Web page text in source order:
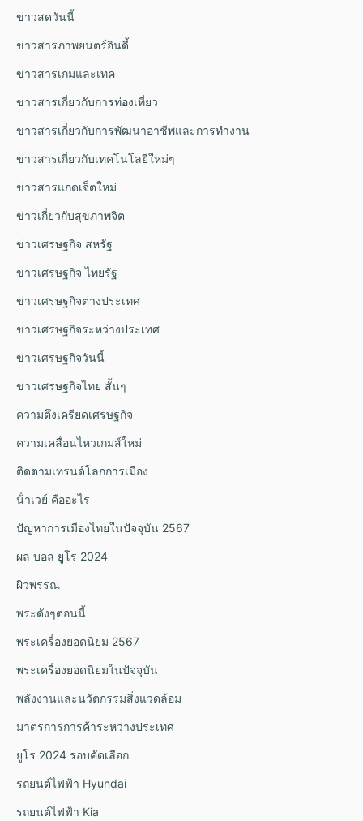
ข่าวสดวันนี้
ข่าวสารภาพยนตร์อินดี้
ข่าวสารเกมและเทค
ข่าวสารเกี่ยวกับการท่องเที่ยว
ข่าวสารเกี่ยวกับการพัฒนาอาชีพและการทำงาน
ข่าวสารเกี่ยวกับเทคโนโลยีใหม่ๆ
ข่าวสารแกดเจ็ตใหม่
ข่าวเกี่ยวกับสุขภาพจิต
ข่าวเศรษฐกิจ สหรัฐ
ข่าวเศรษฐกิจ ไทยรัฐ
ข่าวเศรษฐกิจต่างประเทศ
ข่าวเศรษฐกิจระหว่างประเทศ
ข่าวเศรษฐกิจวันนี้
ข่าวเศรษฐกิจไทย สั้นๆ
ความตึงเครียดเศรษฐกิจ
ความเคลื่อนไหวเกมส์ใหม่
ติดตามเทรนด์โลกการเมือง
น้ําเวย์ คืออะไร
ปัญหาการเมืองไทยในปัจจุบัน 2567
ผล บอล ยูโร 2024
ผิวพรรณ
พระดังๆตอนนี้
พระเครื่องยอดนิยม 2567
พระเครื่องยอดนิยมในปัจจุบัน
พลังงานและนวัตกรรมสิ่งแวดล้อม
มาตรการการค้าระหว่างประเทศ
ยูโร 2024 รอบคัดเลือก
รถยนต์ไฟฟ้า Hyundai
รถยนต์ไฟฟ้า Kia